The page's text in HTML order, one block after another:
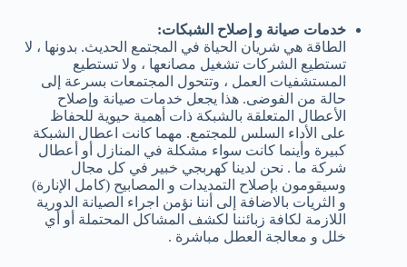
خدمات صيانة و إصلاح الشبكات:
الطاقة هي شريان الحياة في المجتمع الحديث. بدونها ، لا
تستطيع الشركات تشغيل مصانعها ، ولا تستطيع
المستشفيات العمل ، وتتحول المجتمعات بسرعة إلى
حالة من الفوضى. هذا يجعل خدمات صيانة وإصلاح
الأعطال المتعلقة بالشبكة ذات أهمية حيوية للحفاظ
على الأداء السلس للمجتمع. مهما كانت اعطال الشبكة
كبيرة وأينما كانت سواء مشكلة في المنازل أو أعطال
شركة ما . نحن لدينا كهربجي خبير في كل مجال
وسيقومون بإصلاح التمديدات و المصابيح (كامل الإنارة)
و الثريات بالاضافة إلى أننا نؤمن اجراء الصيانة الدورية
اللازمة لكافة زبائننا لكشف المشاكل المحتملة أو أي
خلل و معالجة العطل مباشرة .